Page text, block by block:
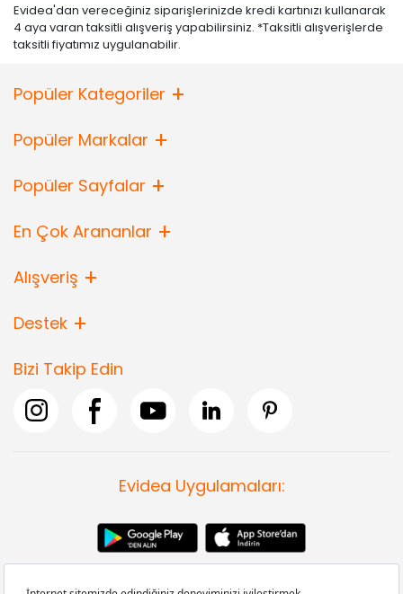
Evidea'dan vereceğiniz siparişlerinizde kredi kartınızı kullanarak
4 aya varan taksitli alışveriş yapabilirsiniz. *Taksitli alışverişlerde
taksitli fiyatımız uygulanabilir.
Popüler Kategoriler
Popüler Markalar
Popüler Sayfalar
En Çok Arananlar
Alışveriş
Destek
Bizi Takip Edin
Evidea Uygulamaları: